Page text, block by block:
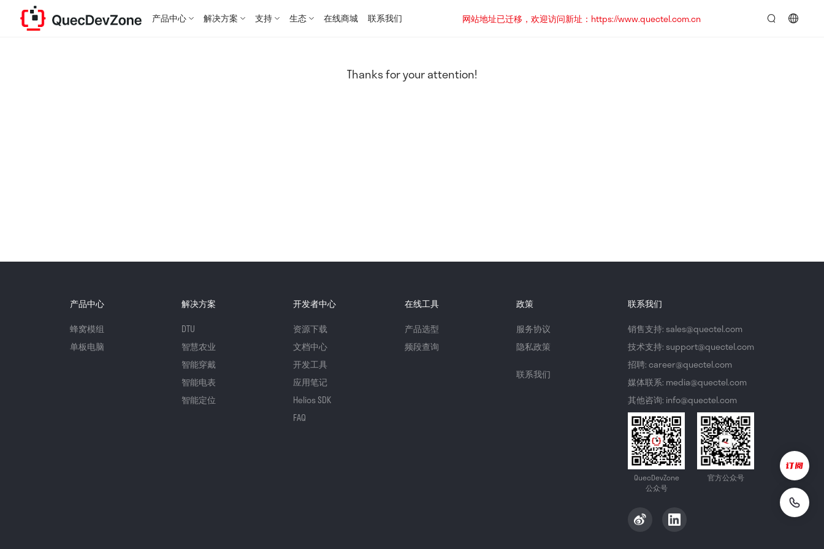
产品中心 解决方案 支持 生态 在线商城 联系我们
网站地址已迁移，欢迎访问新址：https://www.quectel.com.cn
Thanks for your attention!
产品中心
蜂窝模组
单板电脑
解决方案
DTU
智慧农业
智能穿戴
智能电表
智能定位
开发者中心
资源下载
文档中心
开发工具
应用笔记
Helios SDK
FAQ
在线工具
产品选型
频段查询
政策
服务协议
隐私政策
联系我们
联系我们
销售支持: sales@quectel.com
技术支持: support@quectel.com
招聘: career@quectel.com
媒体联系: media@quectel.com
其他咨询: info@quectel.com
QuecDevZone
公众号
官方公众号